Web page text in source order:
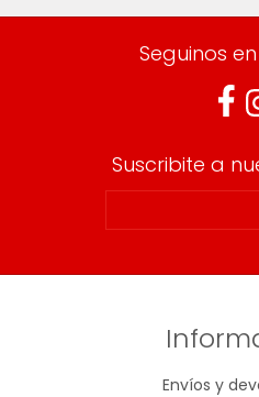
Seguinos
Suscribite a
Envíos y